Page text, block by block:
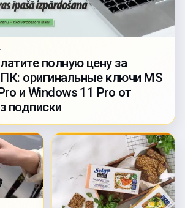
полную цену за
оригинальные ключи MS
и Windows 11 Pro от
подписки